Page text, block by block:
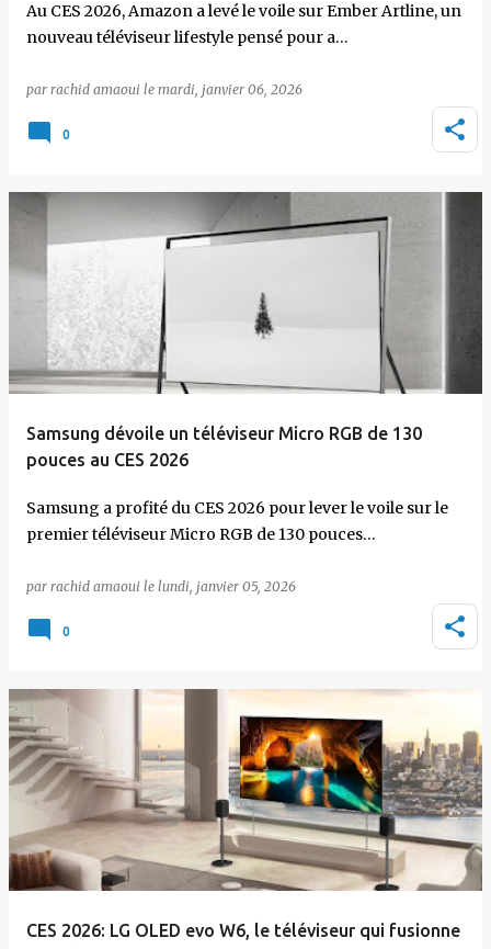
Au CES 2026, Amazon a levé le voile sur Ember Artline, un
nouveau téléviseur lifestyle pensé pour a…
par rachid amaoui le mardi, janvier 06, 2026
0
Samsung dévoile un téléviseur Micro RGB de 130
pouces au CES 2026
Samsung a profité du CES 2026 pour lever le voile sur le
premier téléviseur Micro RGB de 130 pouces…
par rachid amaoui le lundi, janvier 05, 2026
0
CES 2026: LG OLED evo W6, le téléviseur qui fusionne